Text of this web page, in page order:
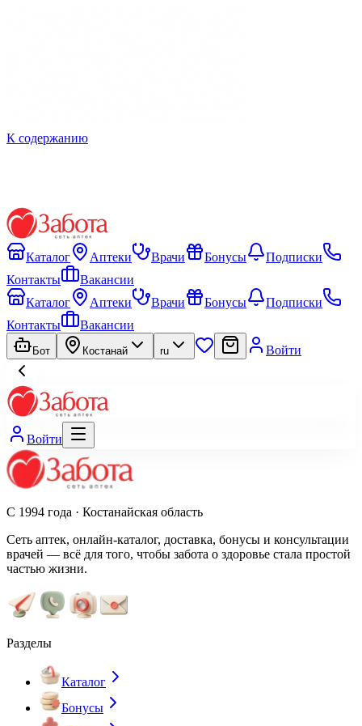
К содержанию
Каталог Аптеки Врачи Бонусы
Подписки
Контакты
Вакансии
Каталог
Аптеки Врачи Бонусы
Подписки
Контакты
Вакансии
Бот Костанай ru Войти
Войти
С 1994 года · Костанайская область
Сеть аптек, онлайн-каталог, доставка, бонусы и консультации
врачей — всё для того, чтобы забота о здоровье стала простой
частью жизни.
Разделы
Каталог
Бонусы